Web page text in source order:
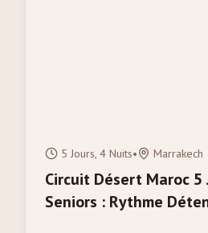
5 Jours, 4 Nuits• Marrakech
Circuit Désert Maroc 5
Seniors : Rythme